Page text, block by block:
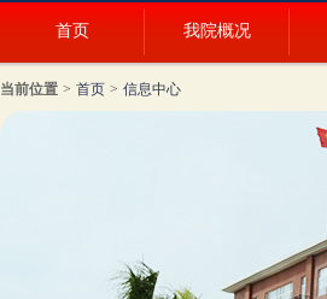
首页 我院概况
当前位置 > 首页 > 信息中心